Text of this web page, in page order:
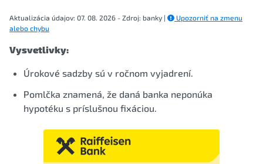
Aktualizácia údajov: 07. 08. 2026 - Zdroj: banky |
Upozorniť na zmenu
alebo chybu
Vysvetlivky:
Úrokové sadzby sú v ročnom vyjadrení.
Pomlčka znamená, že daná banka neponúka
hypotéku s príslušnou fixáciou.